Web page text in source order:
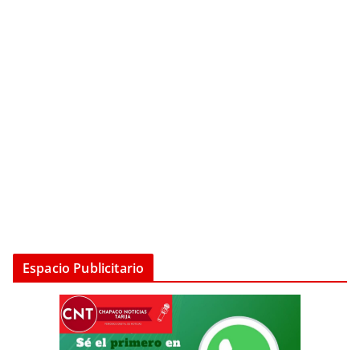
Espacio Publicitario